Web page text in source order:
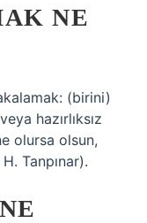
NE
(birini)
hazırlıksız
olursa olsun,
Tanpınar).